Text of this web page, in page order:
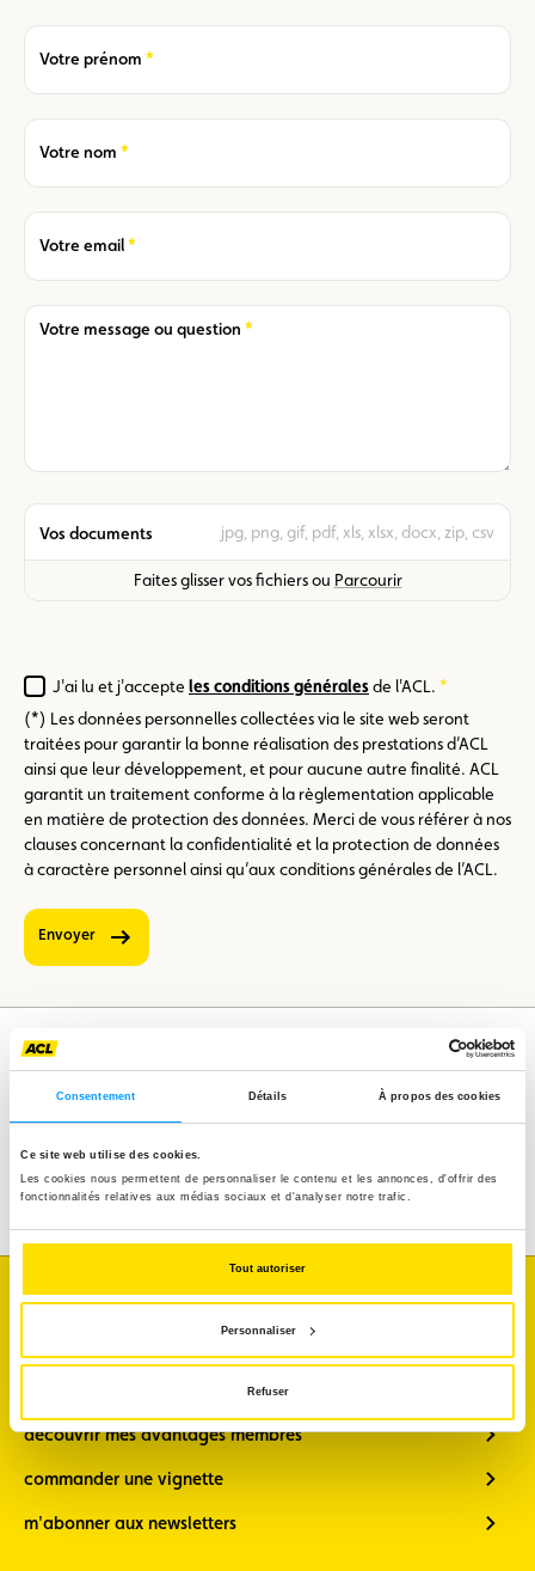
Consentement Détails À propos des cookies
Ce site web utilise des cookies.
Les cookies nous permettent de personnaliser le contenu et les annonces, d'offrir des
fonctionnalités relatives aux médias sociaux et d'analyser notre trafic.
Tout autoriser
Personnaliser
Refuser
Votre prénom
Required
Votre nom
Required
Votre email
Required
Votre message ou question
Required
Vos documents jpg, png, gif, pdf, xls, xlsx, docx, zip, csv
Faites glisser vos fichiers ou Parcourir
J'ai lu et j'accepte les conditions généralesde l'ACL.
Required
(*) Les données personnelles collectées via le site web seront
traitées pour garantir la bonne réalisation des prestations d’ACL
ainsi que leur développement, et pour aucune autre finalité. ACL
garantit un traitement conforme à la règlementation applicable
en matière de protection des données. Merci de vous référer à nos
clauses concernant la confidentialité et la protection de données
à caractère personnel ainsi qu’aux conditions générales de l’ACL.
Envoyer
Voyages
Loisirs & Passion
Je souhaite
faire diagnostiquer mon véhicule
découvrir mes avantages membres
commander une vignette
m'abonner aux newsletters